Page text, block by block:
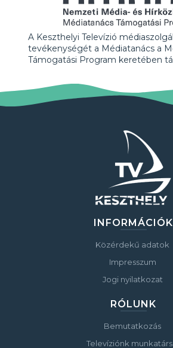
A Keszthelyi Televízió
tevékenységét a Médiatanács a
Támogatási Program keretében
INFORMÁCIÓK
Közérdekű adatok
Impresszum
Jogi nyilatkozat
RÓLUNK
Bemutatkozás
Televíziónk